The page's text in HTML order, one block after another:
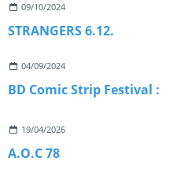
09/10/2024
STRANGERS 6.12.
04/09/2024
BD Comic Strip Festival :
19/04/2026
A.O.C 78